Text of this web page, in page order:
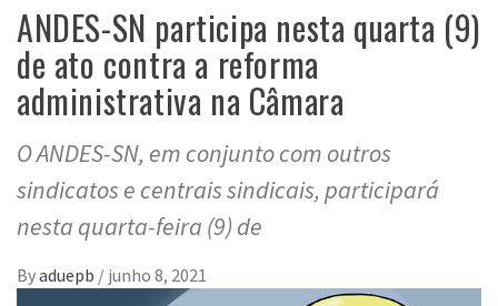
ANDES-SN participa nesta quarta (9)
de ato contra a reforma
administrativa na Câmara
O ANDES-SN, em conjunto com outros
sindicatos e centrais sindicais, participará
nesta quarta-feira (9) de
Byaduepb / junho 8, 2021